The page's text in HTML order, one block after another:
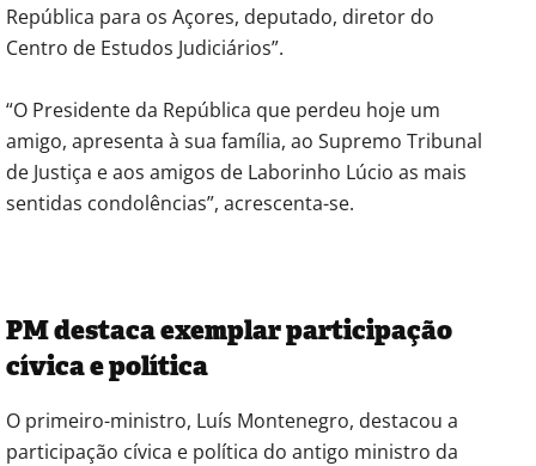
República para os Açores, deputado, diretor do
Centro de Estudos Judiciários”.
“O Presidente da República que perdeu hoje um
amigo, apresenta à sua família, ao Supremo Tribunal
de Justiça e aos amigos de Laborinho Lúcio as mais
sentidas condolências”, acrescenta-se.
PM destaca exemplar participação
cívica e política
O primeiro-ministro, Luís Montenegro, destacou a
participação cívica e política do antigo ministro da